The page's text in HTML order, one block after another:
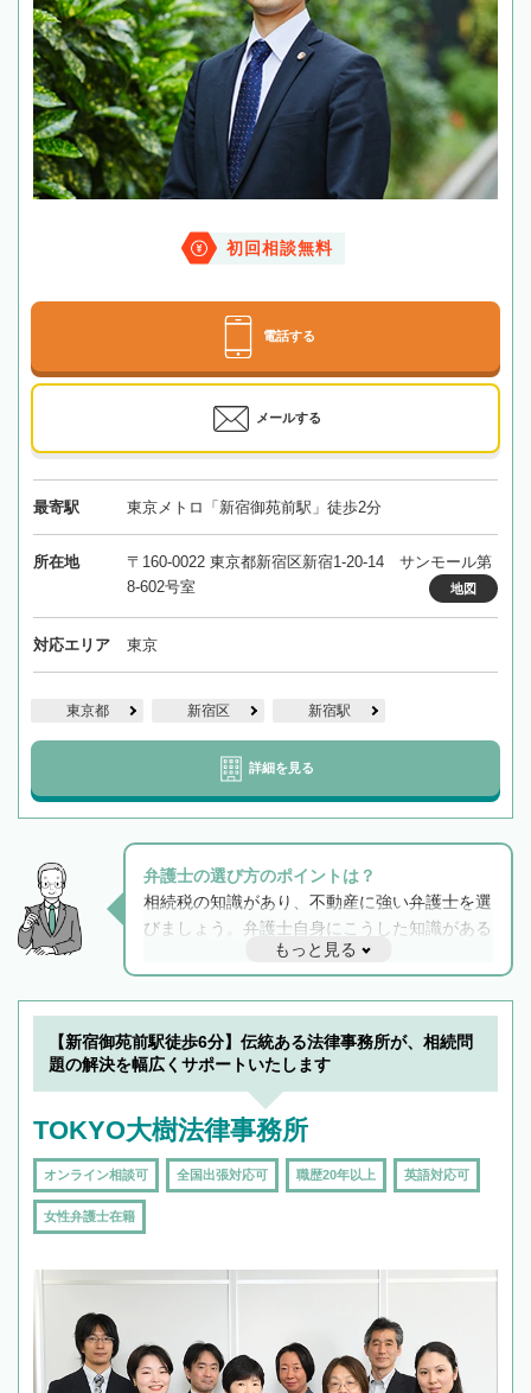
初回相談無料
電話する
メールする
最寄駅 東京メトロ「新宿御苑前駅」徒歩2分
所在地
〒160-0022 東京都新宿区新宿1-20-14 サンモール第
8-602号室
地図
対応エリア 東京
東京都 新宿区 新宿駅
詳細を見る
弁護士の選び方のポイントは？
相続税の知識があり、不動産に強い弁護士を選
びましょう。弁護士自身にこうした知識がある
と他士業との連携もスムーズに進み、トラブル
解決のみならず相続をトータルで任せることが
できます。また、相続は感情がからむ分野なの
でフィーリングも重要です。実際に電話や面談
で複数の弁護士と会話をしてウマが合う方に依
もっと見る
【新宿御苑前駅徒歩6分】伝統ある法律事務所が、相続問
題の解決を幅広くサポートいたします
TOKYO大樹法律事務所
オンライン相談可 全国出張対応可 職歴20年以上 英語対応可
女性弁護士在籍